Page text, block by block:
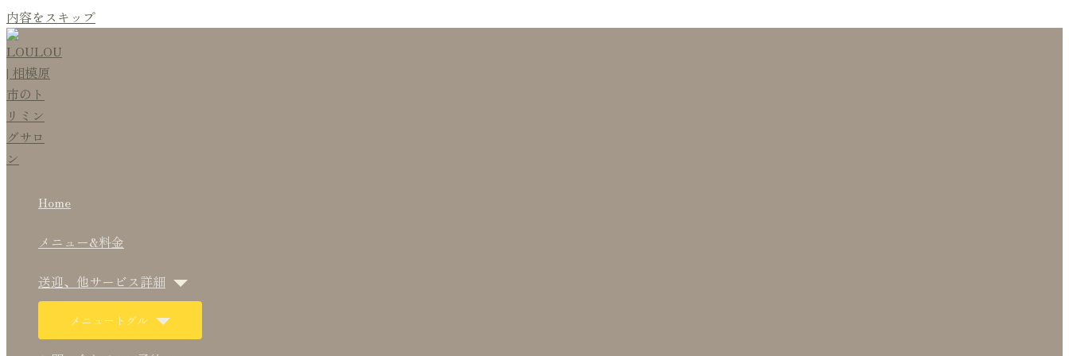
内容をスキップ
Home
メニュー&料金
送迎、他サービス詳細
メニュートグル